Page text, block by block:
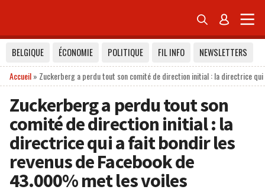
 
BELGIQUE ÉCONOMIE POLITIQUE FIL INFO
NEWSLETTERS
Accueil» Zuckerberg a perdu tout son comité de direction initial : la directrice
Zuckerberg a perdu tout son
comité de direction initial : la
directrice qui a fait bondir les
revenus de Facebook de
43.000% met les voiles